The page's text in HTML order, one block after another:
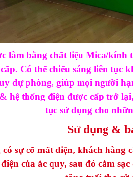
làm bằng chất liệu Mica/kính
. Có thể chiếu sáng liên tục
dự phòng, giúp mọi người
hệ thống điện được cấp trở
tục sử dụng cho
Sử dụng &
sự cố mất điện, khách hàng
của ắc quy, sau đó cắm